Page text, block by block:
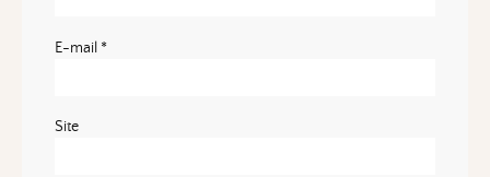
E-mail *
Site